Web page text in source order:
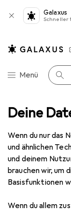
Deine
Wenn du nur das
und ähnlichen
und deinem
brauchen wir, um
Basisfunktionen
Wenn du allem
Galaxus
Schneller
Navigation nach
Menü Suche
+ Teppiche